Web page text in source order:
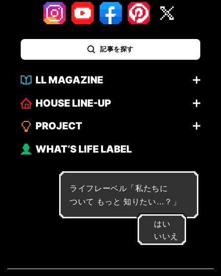
記事を探す
LL MAGAZINE
HOUSE LINE-UP
PROJECT
WHAT’S LIFE LABEL
ライフレーベル「私たち に
ついて も っ と 知 り た い … ？ 」
はい
いいえ